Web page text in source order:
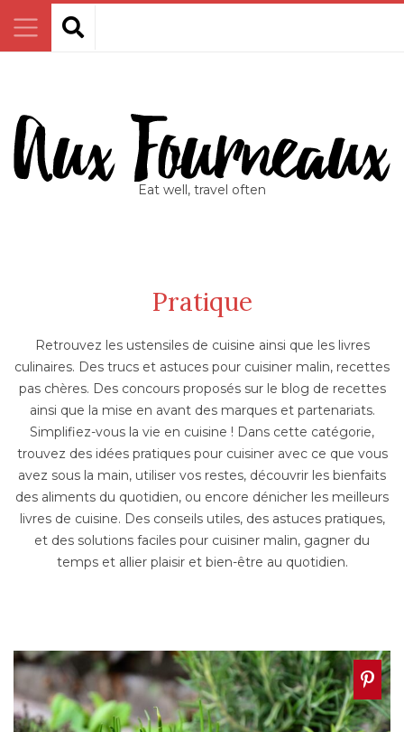
Eat well, travel often
Pratique
Retrouvez les ustensiles de cuisine ainsi que les livres
culinaires. Des trucs et astuces pour cuisiner malin, recettes
pas chères. Des concours proposés sur le blog de recettes
ainsi que la mise en avant des marques et partenariats.
Simplifiez-vous la vie en cuisine ! Dans cette catégorie,
trouvez des idées pratiques pour cuisiner avec ce que vous
avez sous la main, utiliser vos restes, découvrir les bienfaits
des aliments du quotidien, ou encore dénicher les meilleurs
livres de cuisine. Des conseils utiles, des astuces pratiques,
et des solutions faciles pour cuisiner malin, gagner du
temps et allier plaisir et bien-être au quotidien.